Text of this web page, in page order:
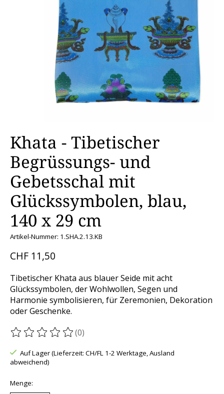
Khata - Tibetischer
Begrüssungs- und
Gebetsschal mit
Glückssymbolen, blau,
140 x 29 cm
Artikel-Nummer: 1.SHA.2.13.KB
CHF 11,50
Tibetischer Khata aus blauer Seide mit acht
Glückssymbolen, der Wohlwollen, Segen und
Harmonie symbolisieren, für Zeremonien, Dekoration
oder Geschenke.
Die Bewertung dieses Produkts ist
(0)
Auf Lager (Lieferzeit: CH/FL 1-2 Werktage, Ausland
abweichend)
Menge: